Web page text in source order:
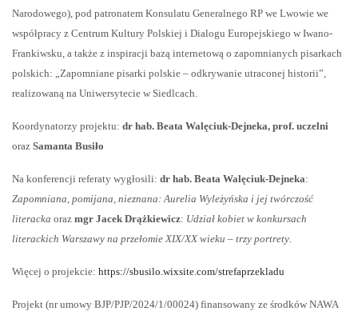
Narodowego), pod patronatem Konsulatu Generalnego RP we Lwowie we
współpracy z Centrum Kultury Polskiej i Dialogu Europejskiego w Iwano-
Frankiwsku, a także z inspiracji bazą internetową o zapomnianych pisarkach
polskich: „Zapomniane pisarki polskie – odkrywanie utraconej historii”,
realizowaną na Uniwersytecie w Siedlcach.
Koordynatorzy projektu: dr hab. Beata Walęciuk-Dejneka, prof. uczelni
oraz Samanta Busiło
Na konferencji referaty wygłosili: dr hab. Beata Walęciuk-Dejneka:
Zapomniana, pomijana, nieznana: Aurelia Wyleżyńska i jej twórczość
literacka oraz mgr Jacek Drążkiewicz: Udział kobiet w konkursach
literackich Warszawy na przełomie XIX/XX wieku – trzy portrety.
Więcej o projekcie: https://sbusilo.wixsite.com/strefaprzekladu
Projekt (nr umowy BJP/PJP/2024/1/00024) finansowany ze środków NAWA